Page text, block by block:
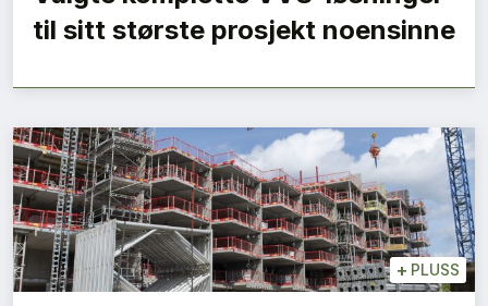
til sitt største prosjekt noensinne
+ PLUSS